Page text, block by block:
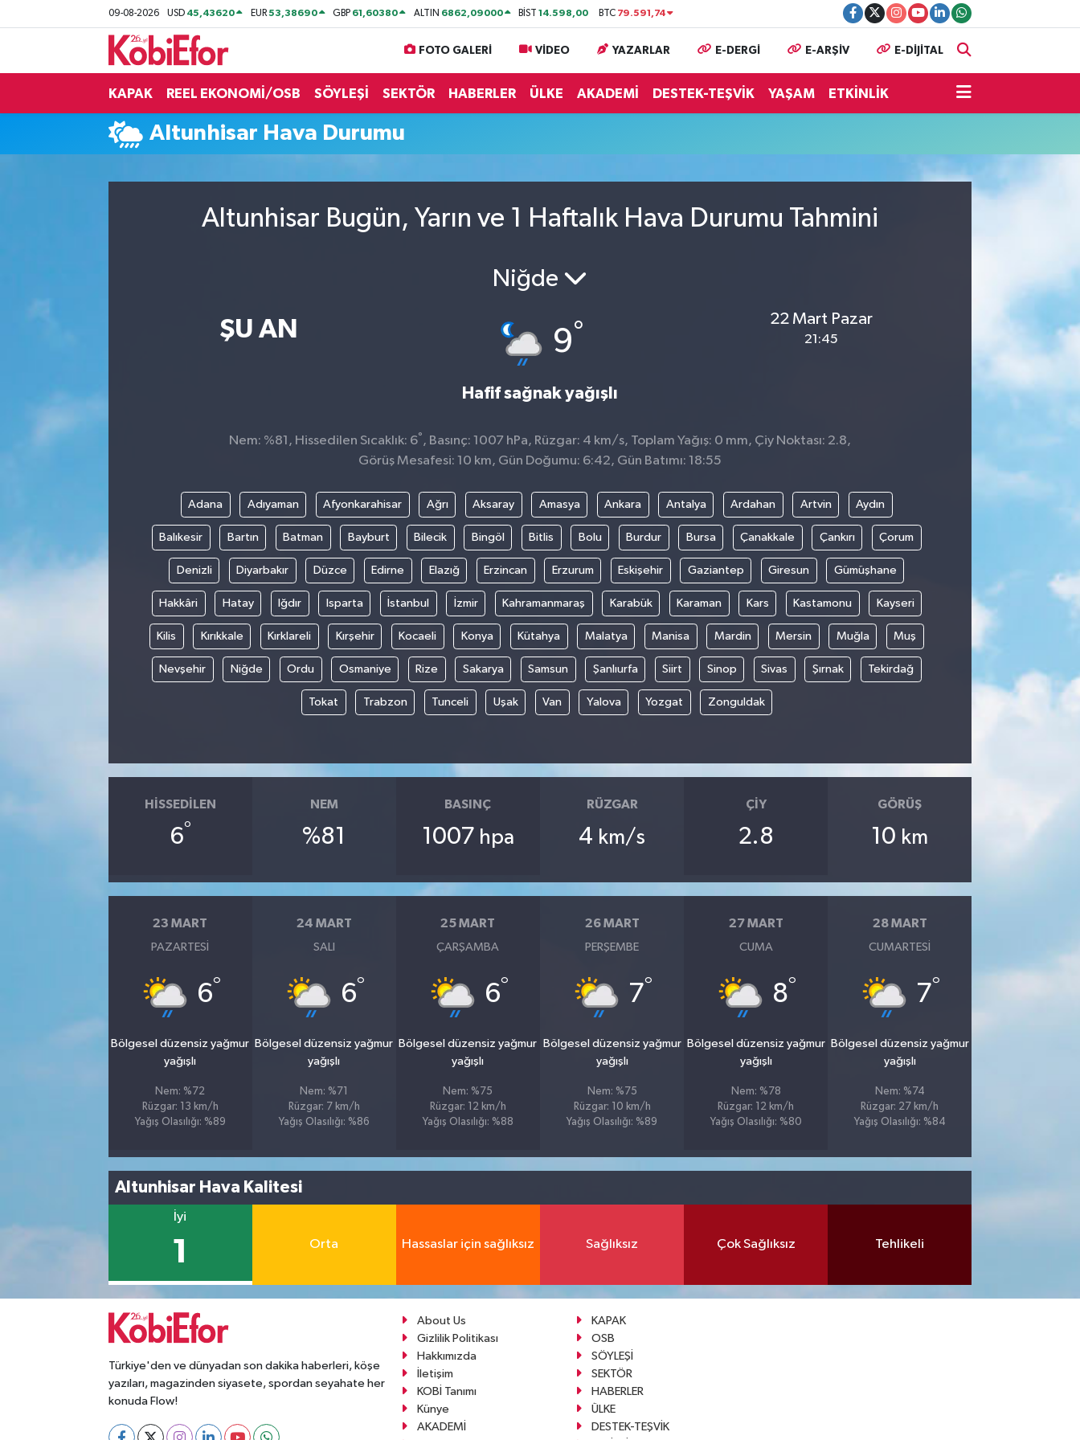
09-08-2026 USD 45,43620 EUR53,38690 GBP 61,60380 ALTIN 6862,09000 BİST14.598,00 BTC 79.591,74
FOTO GALERİ VİDEO YAZARLAR E-DERGİ E-ARŞİV E-DİJİTAL
KAPAK REEL EKONOMİ/OSB SÖYLEŞİ SEKTÖR HABERLER ÜLKE AKADEMİ DESTEK-TEŞVİK YAŞAM ETKİNLİK
Altunhisar Hava Durumu
Altunhisar Bugün, Yarın ve 1 Haftalık Hava Durumu Tahmini
ŞU AN
Niğde
9°
Hafif sağnak yağışlı
22 Mart Pazar
21:45
Nem: %81, Hissedilen Sıcaklık: 6° , Basınç: 1007 hPa, Rüzgar: 4 km/s, Toplam Yağış: 0 mm, Çiy Noktası: 2.8,
Görüş Mesafesi: 10 km, Gün Doğumu: 6:42, Gün Batımı: 18:55
Adana Adıyaman Afyonkarahisar Ağrı Aksaray Amasya Ankara Antalya Ardahan Artvin Aydın
Balıkesir Bartın Batman Bayburt Bilecik Bingöl Bitlis Bolu Burdur Bursa Çanakkale Çankırı Çorum
Denizli Diyarbakır Düzce Edirne Elazığ Erzincan Erzurum Eskişehir Gaziantep Giresun Gümüşhane
Hakkâri Hatay Iğdır Isparta İstanbul İzmir Kahramanmaraş Karabük Karaman Kars Kastamonu Kayseri
Kilis Kırıkkale Kırklareli Kırşehir Kocaeli Konya Kütahya Malatya Manisa Mardin Mersin Muğla Muş
Nevşehir Niğde Ordu Osmaniye Rize Sakarya Samsun Şanlıurfa Siirt Sinop Sivas Şırnak Tekirdağ
Tokat Trabzon Tunceli Uşak Van Yalova Yozgat Zonguldak
HISSEDILEN
6°
NEM
%81
BASINÇ
1007 hpa
RÜZGAR
4 km/s
ÇIY
2.8
GÖRÜŞ
10 km
23 MART
PAZARTESI
6°
Bölgesel düzensiz yağmur
yağışlı
Nem: %72
Rüzgar: 13 km/h
Yağış Olasılığı: %89
24 MART
SALI
6°
Bölgesel düzensiz yağmur
yağışlı
Nem: %71
Rüzgar: 7 km/h
Yağış Olasılığı: %86
25 MART
ÇARŞAMBA
6°
Bölgesel düzensiz yağmur
yağışlı
Nem: %75
Rüzgar: 12 km/h
Yağış Olasılığı: %88
26 MART
PERŞEMBE
7°
Bölgesel düzensiz yağmur
yağışlı
Nem: %75
Rüzgar: 10 km/h
Yağış Olasılığı: %89
27 MART
CUMA
8°
Bölgesel düzensiz yağmur
yağışlı
Nem: %78
Rüzgar: 12 km/h
Yağış Olasılığı: %80
28 MART
CUMARTESI
7°
Bölgesel düzensiz yağmur
yağışlı
Nem: %74
Rüzgar: 27 km/h
Yağış Olasılığı: %84
Altunhisar Hava Kalitesi
İyi
1 Orta Hassaslar için sağlıksız Sağlıksız Çok Sağlıksız Tehlikeli
Türkiye'den ve dünyadan son dakika haberleri, köşe
yazıları, magazinden siyasete, spordan seyahate her
konuda Flow!
About Us
KAPAK
Gizlilik Politikası
OSB
Hakkımızda
SÖYLEŞİ
İletişim
SEKTÖR
KOBİ Tanımı
HABERLER
Künye
ÜLKE
AKADEMİ
DESTEK-TEŞVİK
BİLİŞİM PANO
DESTEK-TEŞVİK
YAŞAM